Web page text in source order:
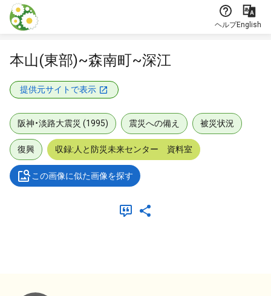
本文に飛ぶ
ヘルプEnglish
本山(東部)~森南町~深江
提供元サイトで表示
阪神・淡路大震災 (1995) 震災への備え 被災状況
復興 収録:人と防災未来センター 資料室
この画像に似た画像を探す